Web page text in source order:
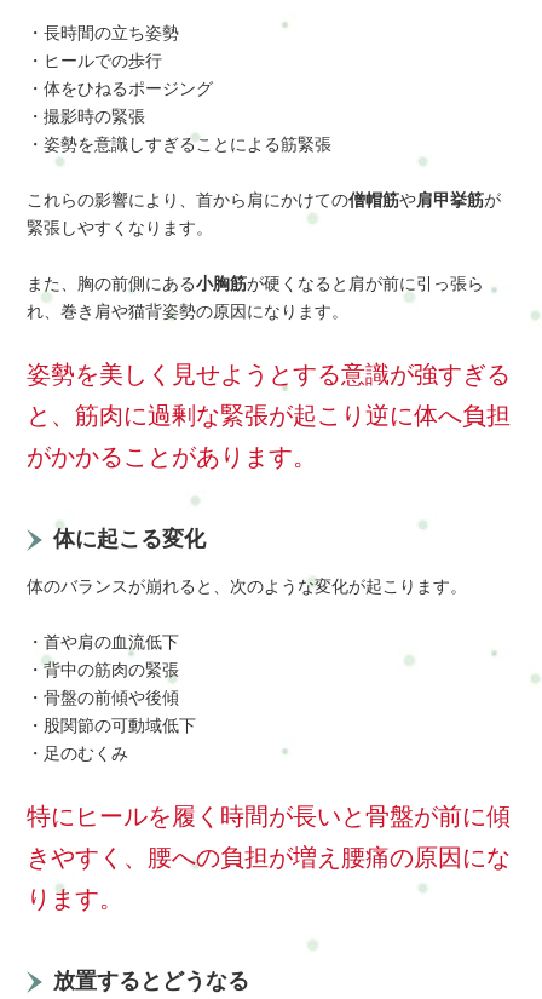
・長時間の立ち姿勢
・ヒールでの歩行
・体をひねるポージング
・撮影時の緊張
・姿勢を意識しすぎることによる筋緊張
これらの影響により、首から肩にかけての僧帽筋や肩甲挙筋が
緊張しやすくなります。
また、胸の前側にある小胸筋が硬くなると肩が前に引っ張ら
れ、巻き肩や猫背姿勢の原因になります。
姿勢を美しく見せようとする意識が強すぎる
と、筋肉に過剰な緊張が起こり逆に体へ負担
がかかることがあります。
体に起こる変化
体のバランスが崩れると、次のような変化が起こります。
・首や肩の血流低下
・背中の筋肉の緊張
・骨盤の前傾や後傾
・股関節の可動域低下
・足のむくみ
特にヒールを履く時間が長いと骨盤が前に傾
きやすく、腰への負担が増え腰痛の原因にな
ります。
放置するとどうなる